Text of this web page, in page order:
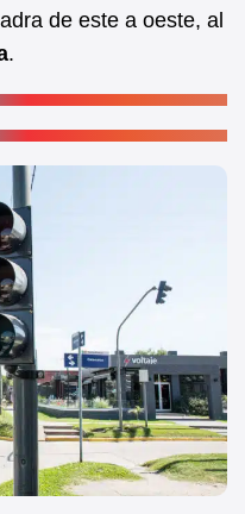
de este a oeste, al
.